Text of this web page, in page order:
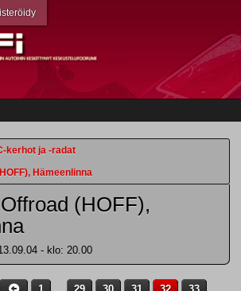
kerhot ja -radat
Hämeenlinna
(HOFF),
- klo: 20.00